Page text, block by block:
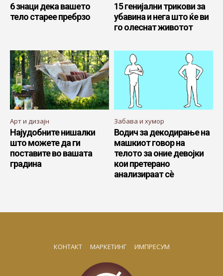
6 знаци дека вашето
тело старее пребрзо
15 генијални трикови за
убавина и нега што ќе ви
го олеснат животот
Арт и дизајн
Најудобните нишалки
што можете да ги
поставите во вашата
градина
Забава и хумор
Водич за декодирање на
машкиот говор на
телото за оние девојки
кои претерано
анализираат сè
КОНТАКТ МАРКЕТИНГ ИМПРЕСУМ